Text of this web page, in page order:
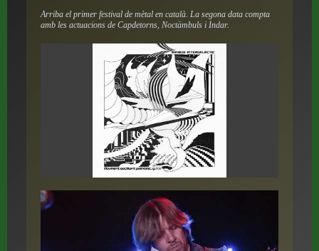
Arriba el primer festival de mètal en català. La segona data compta
amb les actuacions de Capdetorns, Noctämbuls i Indar.